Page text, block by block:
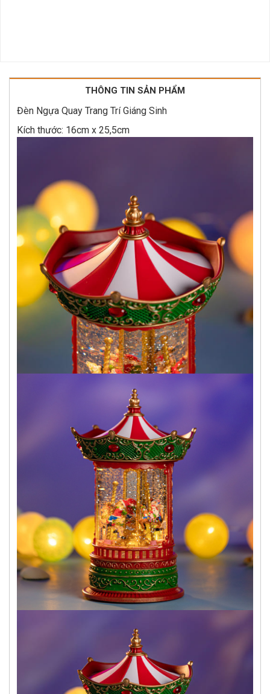
THÔNG TIN SẢN PHẨM
Đèn Ngựa Quay Trang Trí Giáng Sinh
Kích thước: 16cm x 25,5cm